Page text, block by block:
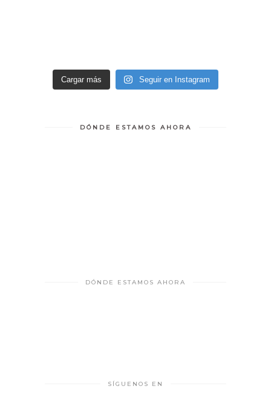
Cargar más Seguir en Instagram
DÓNDE ESTAMOS AHORA
DÓNDE ESTAMOS AHORA
SÍGUENOS EN